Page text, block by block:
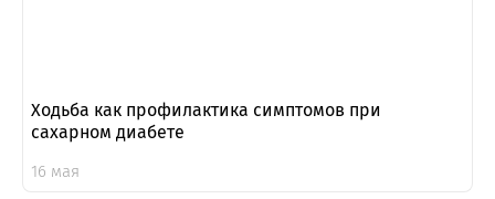
Ходьба как профилактика симптомов при
сахарном диабете
16 мая